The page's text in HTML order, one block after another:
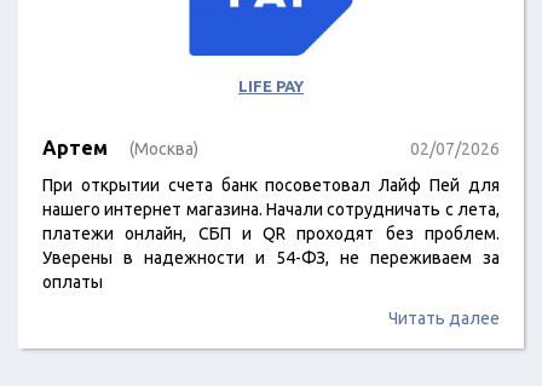
LIFE PAY
Артем (Москва)
02/07/2026
При открытии счета банк посоветовал Лайф Пей для
нашего интернет магазина. Начали сотрудничать с лета,
платежи онлайн, СБП и QR проходят без проблем.
Уверены в надежности и 54-ФЗ, не переживаем за
оплаты
Читать далее